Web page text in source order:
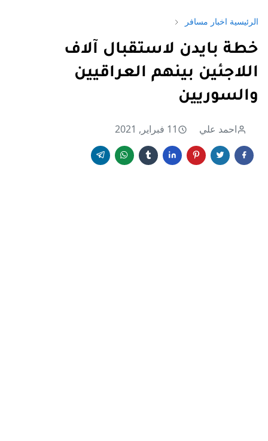
الرئيسية اخبار مسافر
خطة بايدن لاستقبال آلاف
اللاجئين بينهم العراقيين
والسوريين
احمد علي 11 فبراير, 2021